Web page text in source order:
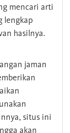
mencari arti
lengkap
hasilnya.
jaman
situs ini
akan